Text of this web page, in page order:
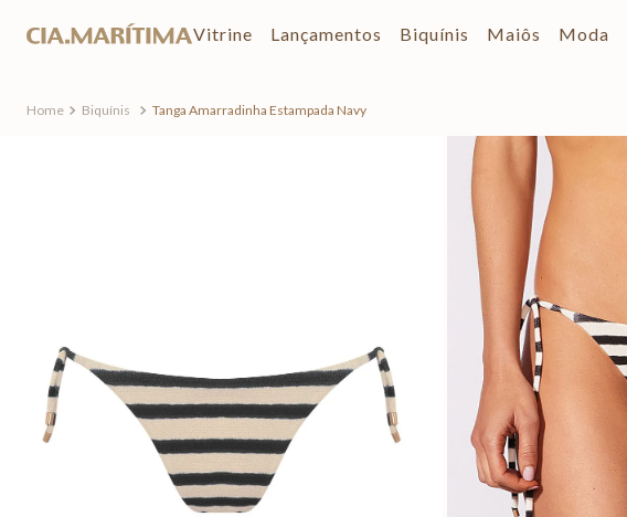
Vitrine Lançamentos Biquínis Maiôs Moda
Biquínis Tanga Amarradinha Estampada Navy